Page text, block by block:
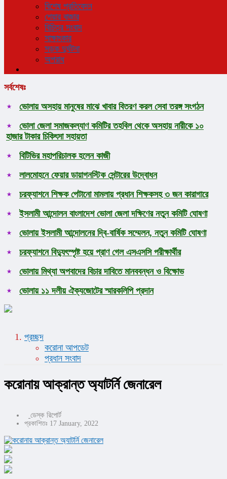
বিশেষ প্রতিবেদন
শেয়ার বাজার
বিচিত্র সংবাদ
সাক্ষাৎকার
সড়ক দুর্ঘটনা
অপরাধ
সর্বশেষঃ
ভোলায় অসহায় মানুষের মাঝে খাবার বিতরণ করল সেবা তরঙ্গ সংগঠন
ভোলা জেলা সমাজকল্যাণ কমিটির তহবিল থেকে অসহায় নারীকে ১০
হাজার টাকার চিকিৎসা সহায়তা
বিটিভির মহাপরিচালক হলেন কাজী
লালমোহনে ফেয়ার ডায়াগনস্টিক সেন্টারের উদ্বোধন
চরফ্যাশনে শিক্ষক পেটানো মামলায় প্রধান শিক্ষকসহ ৩ জন কারাগারে
ইসলামী আন্দোলন বাংলাদেশ ভোলা জেলা দক্ষিণের নতুন কমিটি ঘোষণা
ভোলায় ইসলামী আন্দোলনের দ্বি-বার্ষিক সম্মেলন, নতুন কমিটি ঘোষণা
চরফ্যাশনে বিদ্যুৎস্পৃষ্ট হয়ে প্রাণ গেল এসএসসি পরীক্ষার্থীর
ভোলায় মিথ্যা অপবাদের বিচার দাবিতে মানববন্ধন ও বিক্ষোভ
ভোলায় ১১ দলীয় ঐক্যজোটের স্মারকলিপি প্রদান
প্রচ্ছদ
করোনা আপডেট
প্রধান সংবাদ
করোনায় আক্রান্ত অ্যাটর্নি জেনারেল
ডেস্ক রিপোর্ট
প্রকাশিতঃ 17 January, 2022